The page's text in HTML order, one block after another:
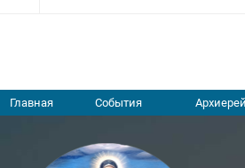
Главная События